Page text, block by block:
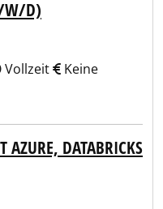
W/D)
Vollzeit
Keine
AZURE, DATABRICKS